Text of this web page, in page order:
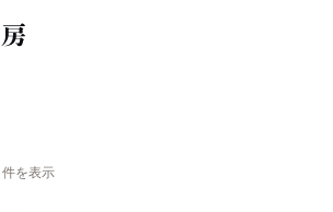
件を表示